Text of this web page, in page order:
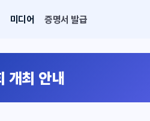
미디어 증명서 발급
개최 안내